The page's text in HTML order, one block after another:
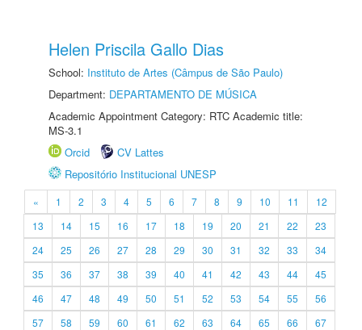
Helen Priscila Gallo Dias
School: Instituto de Artes (Câmpus de São Paulo)
Department: DEPARTAMENTO DE MÚSICA
Academic Appointment Category: RTC Academic title:
MS-3.1
Orcid
CV Lattes
Repositório Institucional UNESP
« 1 2 3 4 5 6 7 8 9 10 11
12
13
14 15 16 17 18 19 20 21 22
23
24
25 26 27 28 29 30 31 32 33
34
35
36 37 38 39 40 41 42 43 44
45
46
47 48 49 50 51 52 53 54 55
56
57
58 59 60 61 62 63 64 65 66
67